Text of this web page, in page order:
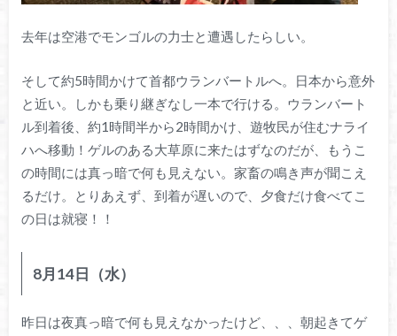
去年は空港でモンゴルの力士と遭遇したらしい。
そして約5時間かけて首都ウランバートルへ。日本から意外
と近い。しかも乗り継ぎなし一本で行ける。ウランバート
ル到着後、約1時間半から2時間かけ、遊牧民が住むナライ
ハへ移動！ゲルのある大草原に来たはずなのだが、もうこ
の時間には真っ暗で何も見えない。家畜の鳴き声が聞こえ
るだけ。とりあえず、到着が遅いので、夕食だけ食べてこ
の日は就寝！！
8月14日（水）
昨日は夜真っ暗で何も見えなかったけど、、、朝起きてゲ